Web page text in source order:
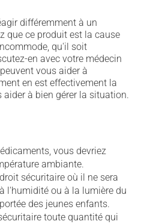
différemment à un
que ce produit est la cause
qu'il soit
en avec votre médecin
vous aider à
en est effectivement la
aider à bien gérer la situation.
vous devriez
ambiante.
sécuritaire où il ne sera
l'humidité ou à la lumière du
des jeunes enfants.
toute quantité qui